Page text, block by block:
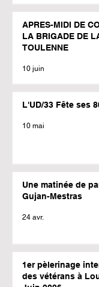
APRES-MIDI DE
LA BRIGADE DE
TOULENNE
10 juin
L'UD/33 Fête ses
10 mai
Une matinée de
Gujan-Mestras
24 avr.
1er pèlerinage
des vétérans à